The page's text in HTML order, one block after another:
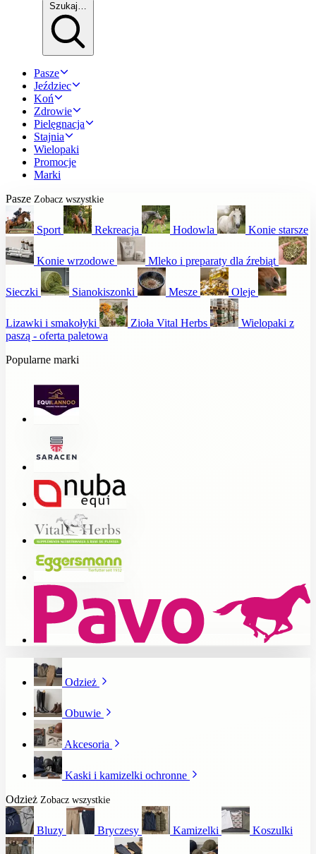
Szukaj…
Pasze
Jeździec
Koń
Zdrowie
Pielęgnacja
Stajnia
Wielopaki
Promocje
Marki
Pasze Zobacz wszystkie
Sport Rekreacja Hodowla Konie starsze
Konie wrzodowe Mleko i preparaty dla źrebiąt
Sieczki Sianokiszonki Mesze Oleje
Lizawki i smakołyki Zioła Vital Herbs
Wielopaki z
paszą - oferta paletowa
Popularne marki
Odzież
Obuwie
Akcesoria
Kaski i kamizelki ochronne
Odzież Zobacz wszystkie
Bluzy Bryczesy Kamizelki Koszulki